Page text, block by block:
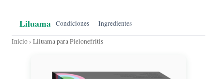
Liluama Condiciones Ingredientes
Inicio› Liluama para Pielonefritis